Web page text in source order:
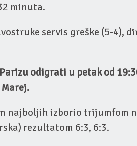
minuta.
servis greške (5-4),
odigrati u petak od
najboljih izborio trijumfom
rezultatom 6:3, 6:3.